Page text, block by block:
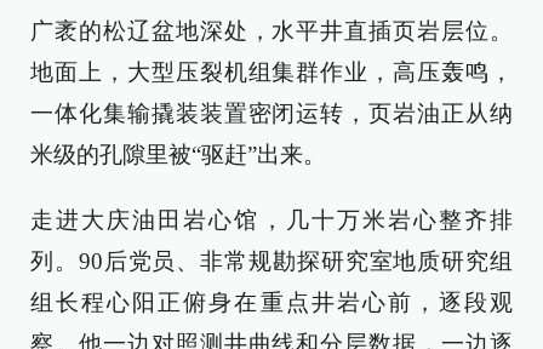
广袤的松辽盆地深处，水平井直插页岩层位。
地面上，大型压裂机组集群作业，高压轰鸣，
一体化集输撬装装置密闭运转，页岩油正从纳
米级的孔隙里被“驱赶”出来。
走进大庆油田岩心馆，几十万米岩心整齐排
列。90后党员、非常规勘探研究室地质研究组
组长程心阳正俯身在重点井岩心前，逐段观
察。他一边对照测井曲线和分层数据，一边逐